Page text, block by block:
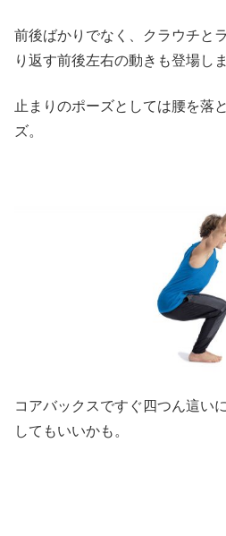
前後ばかりでなく、クラウチと
り返す前後左右の動きも登場しま
止まりのポーズとしては腰を落
ズ。
コアバックスですぐ四つん這い
してもいいかも。